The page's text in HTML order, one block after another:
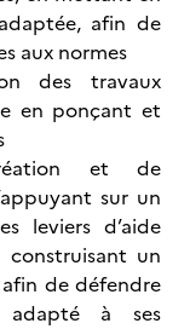
afin de
aux normes
des travaux
en ponçant et
et de
sur un
leviers d’aide
un
de défendre
à ses